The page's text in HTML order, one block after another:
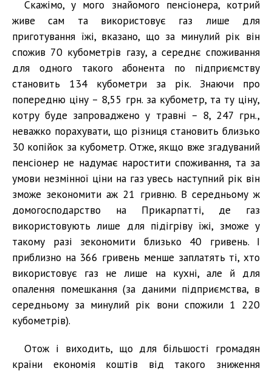
Скажімо, у мого знайомого пенсіонера, котрий
живе сам та використовує газ лише для
приготування їжі, вказано, що за минулий рік він
спожив 70 кубометрів газу, а середнє споживання
для одного такого абонента по підприємству
становить 134 кубометри за рік. Знаючи про
попередню ціну – 8,55 грн. за кубометр, та ту ціну,
котру буде запроваджено у травні – 8, 247 грн.,
неважко порахувати, що різниця становить близько
30 копійок за кубометр. Отже, якщо вже згадуваний
пенсіонер не надумає наростити споживання, та за
умови незмінної ціни на газ увесь наступний рік він
зможе зекономити аж 21 гривню. В середньому ж
домогосподарство на Прикарпатті, де газ
використовують лише для підігріву їжі, зможе у
такому разі зекономити близько 40 гривень. І
приблизно на 366 гривень менше заплатять ті, хто
використовує газ не лише на кухні, але й для
опалення помешкання (за даними підприємства, в
середньому за минулий рік вони спожили 1 220
кубометрів).
Отож і виходить, що для більшості громадян
країни економія коштів від такого зниження